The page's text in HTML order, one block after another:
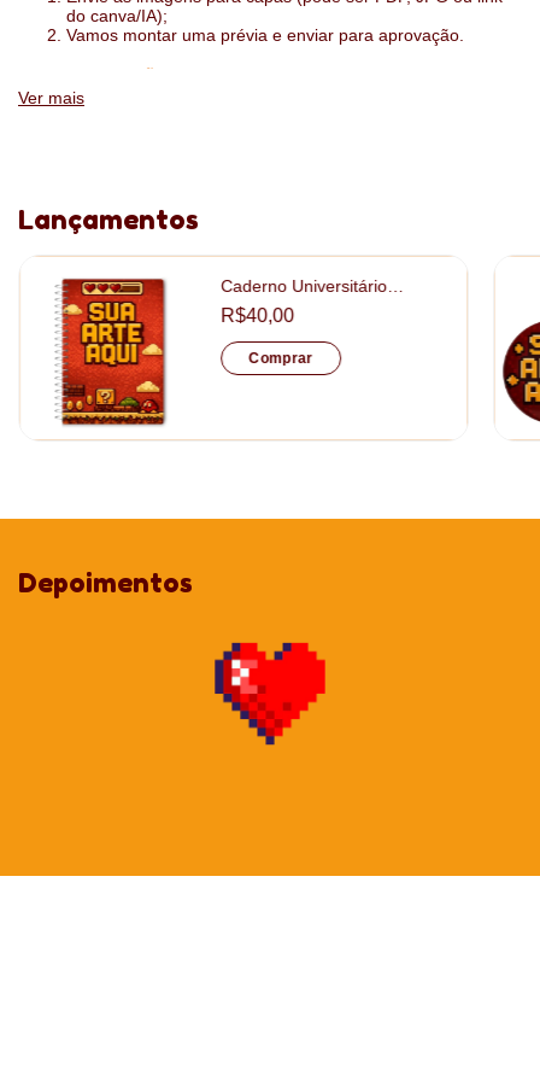
do canva/IA);
Vamos montar uma prévia e enviar para aprovação.
impressão das folhas interiores com a sua logo
Capa: papel fotográfico 130gr + papelão 15mm
Acabamento: laminação fosca
Descontos Progressivos
que você atinge as quantidades abaixo:
A partir de 51 unidades:
A partir de 301 unidades:18% OFF em cada item.
Acima de 501 unidades:29% OFF em cada item.
Ver mais
Lançamentos
Caderno Universitário
Personalizado tamanho
20x28cm
R$40,00
Comprar
Depoimentos